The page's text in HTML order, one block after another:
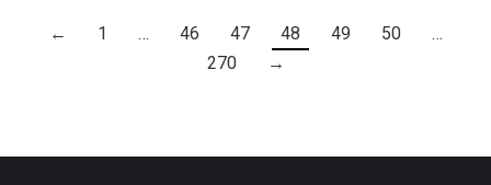
← 1 … 46 47 48 49 50
…
270
→